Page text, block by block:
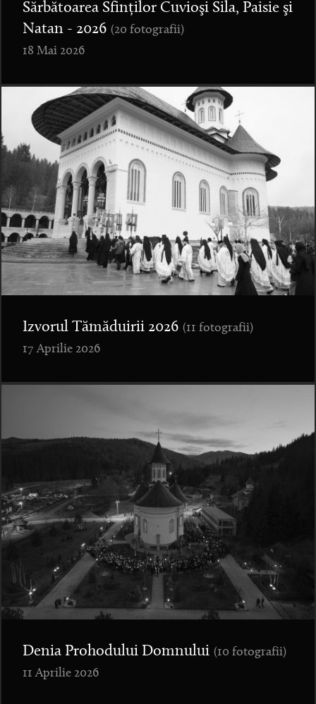
Sărbătoarea Sfinților Cuvioşi Sila, Paisie şi
Natan - 2026 (20 fotografii)
18 Mai 2026
Izvorul Tămăduirii 2026 (11 fotografii)
17 Aprilie 2026
Denia Prohodului Domnului (10 fotografii)
11 Aprilie 2026